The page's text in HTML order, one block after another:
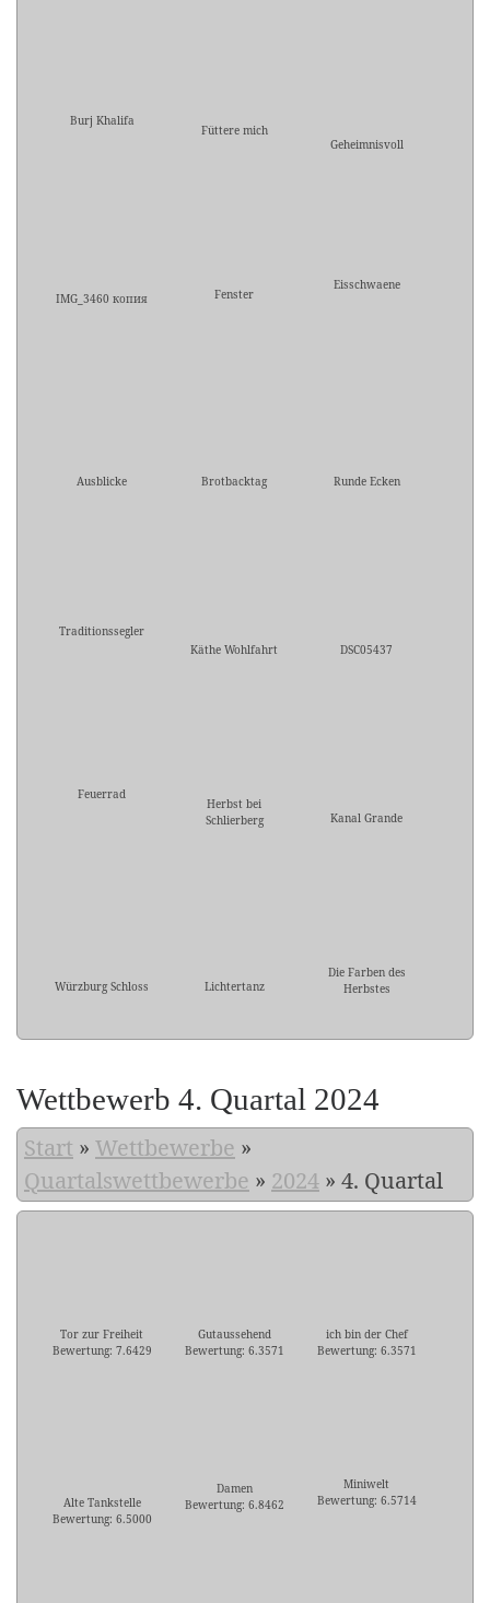
Burj Khalifa
Füttere mich
Geheimnisvoll
IMG_3460 копия Fenster
Eisschwaene
Ausblicke Brotbacktag Runde Ecken
Traditionssegler
Käthe Wohlfahrt
DSC05437
Feuerrad
Herbst bei
Schlierberg
Kanal Grande
Würzburg Schloss Lichtertanz
Die Farben des
Herbstes
Wettbewerb 4. Quartal 2024
Start » Wettbewerbe »
Quartalswettbewerbe » 2024 » 4. Quartal
Tor zur Freiheit
Bewertung: 7.6429
Gutaussehend
Bewertung: 6.3571
ich bin der Chef
Bewertung: 6.3571
Alte Tankstelle
Bewertung: 6.5000
Damen
Bewertung: 6.8462
Miniwelt
Bewertung: 6.5714